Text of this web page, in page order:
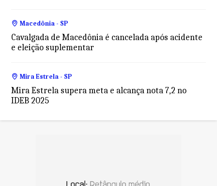
Macedônia - SP
Cavalgada de Macedônia é cancelada após acidente
e eleição suplementar
Mira Estrela - SP
Mira Estrela supera meta e alcança nota 7,2 no
IDEB 2025